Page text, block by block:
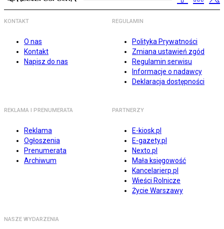
KONTAKT
O nas
Kontakt
Napisz do nas
REGULAMIN
Polityka Prywatności
Zmiana ustawień zgód
Regulamin serwisu
Informacje o nadawcy
Deklaracja dostępności
REKLAMA I PRENUMERATA
Reklama
Ogłoszenia
Prenumerata
Archiwum
PARTNERZY
E-kiosk.pl
E-gazety.pl
Nexto.pl
Mała księgowość
Kancelarierp.pl
Wieści Rolnicze
Życie Warszawy
NASZE WYDARZENIA